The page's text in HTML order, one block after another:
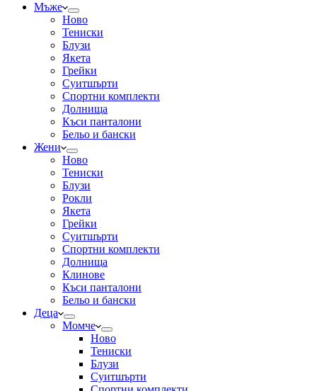
Мъже
Ново
Тениски
Блузи
Якета
Грейки
Суитшърти
Спортни комплекти
Долнища
Къси панталони
Бельо и бански
Жени
Ново
Тениски
Блузи
Рокли
Якета
Грейки
Суитшърти
Спортни комплекти
Долнища
Клинове
Къси панталони
Бельо и бански
Деца
Момче
Ново
Тениски
Блузи
Суитшърти